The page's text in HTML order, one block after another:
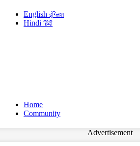
Englishइंग्लिश
Hindiहिंदी
Home
Community
Advertisement